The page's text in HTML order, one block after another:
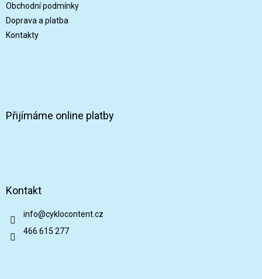
Obchodní podmínky
Doprava a platba
Kontakty
Přijímáme online platby
Kontakt
info@cyklocontent.cz
466 615 277